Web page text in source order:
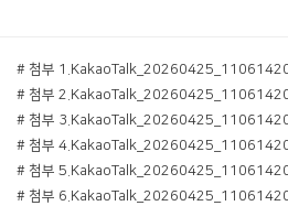
# 첨부
# 첨부
# 첨부
# 첨부
# 첨부
# 첨부